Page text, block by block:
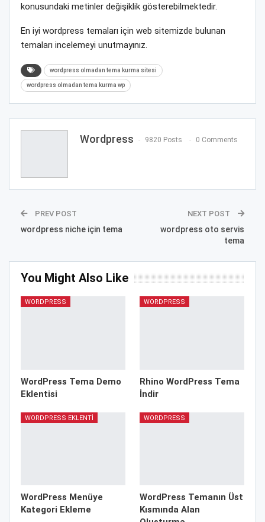
konusundaki metinler değişiklik gösterebilmektedir.
En iyi wordpress temaları için web sitemizde bulunan
temaları incelemeyi unutmayınız.
wordpress olmadan tema kurma sitesi
wordpress olmadan tema kurma wp
Wordpress 9820 Posts 0 Comments
PREV POST
wordpress niche için tema
NEXT POST
wordpress oto servis
tema
You Might Also Like
WORDPRESS
WordPress Tema Demo
Eklentisi
WORDPRESS
Rhino WordPress Tema
İndir
WORDPRESS EKLENTI
WordPress Menüye
Kategori Ekleme
WORDPRESS
WordPress Temanın Üst
Kısmında Alan